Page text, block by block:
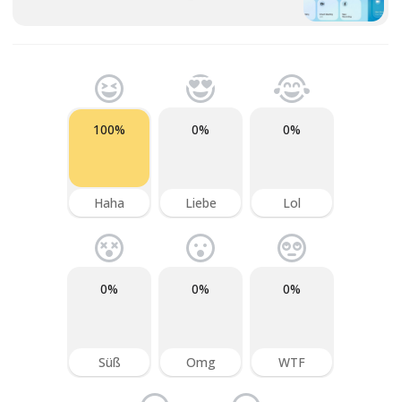
100%
Haha
0%
Liebe
0%
Lol
0%
Süß
0%
Omg
0%
WTF